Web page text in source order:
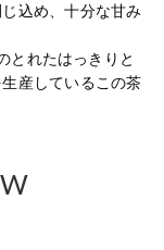
込め、十分な甘み
とれたはっきりと
産しているこの茶